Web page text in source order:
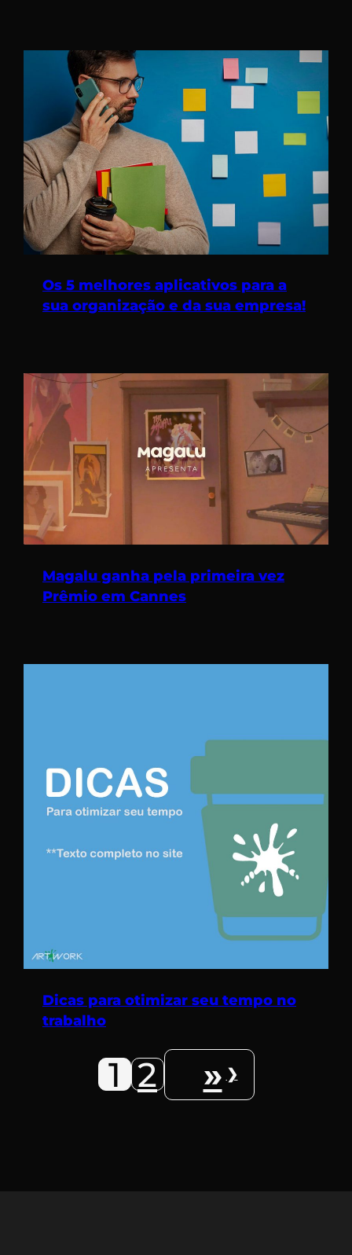
Os 5 melhores aplicativos para a
sua organização e da sua empresa!
Magalu ganha pela primeira vez
Prêmio em Cannes
Dicas para otimizar seu tempo no
trabalho
1 2 »